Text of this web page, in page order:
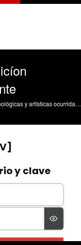
Divulgación de las actividades científicas, tecnológicas y artísticas ocurridas en los tres campus de la UPV